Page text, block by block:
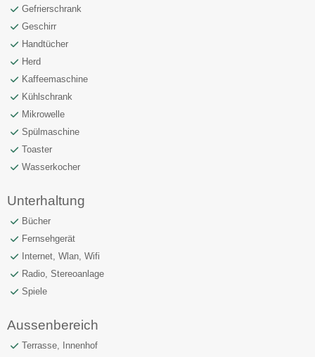
Gefrierschrank
Geschirr
Handtücher
Herd
Kaffeemaschine
Kühlschrank
Mikrowelle
Spülmaschine
Toaster
Wasserkocher
Unterhaltung
Bücher
Fernsehgerät
Internet, Wlan, Wifi
Radio, Stereoanlage
Spiele
Aussenbereich
Terrasse, Innenhof